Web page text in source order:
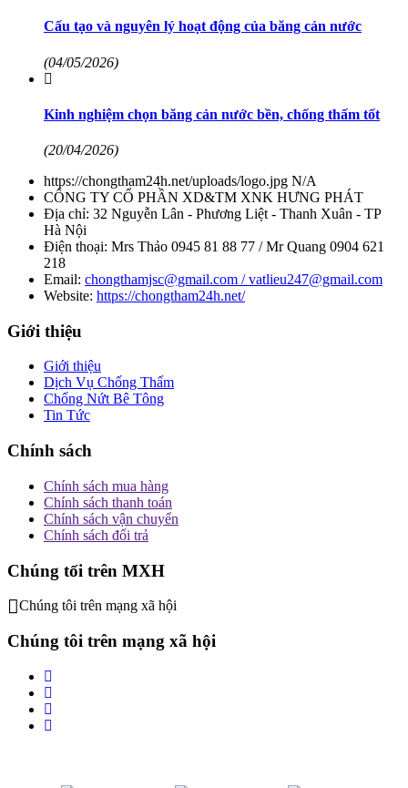
Cấu tạo và nguyên lý hoạt động của băng cản nước
(04/05/2026)
Kinh nghiệm chọn băng cản nước bền, chống thấm tốt
(20/04/2026)
https://chongtham24h.net/uploads/logo.jpg N/A
CÔNG TY CỔ PHẦN XD&TM XNK HƯNG PHÁT
Địa chỉ: 32 Nguyễn Lân - Phương Liệt - Thanh Xuân - TP
Hà Nội
Điện thoại: Mrs Thảo 0945 81 88 77 / Mr Quang 0904 621
218
Email: chongthamjsc@gmail.com / vatlieu247@gmail.com
Website: https://chongtham24h.net/
Giới thiệu
Giới thiệu
Dịch Vụ Chống Thấm
Chống Nứt Bê Tông
Tin Tức
Chính sách
Chính sách mua hàng
Chính sách thanh toán
Chính sách vận chuyển
Chính sách đổi trả
Chúng tối trên MXH
Chúng tôi trên mạng xã hội
Chúng tôi trên mạng xã hội